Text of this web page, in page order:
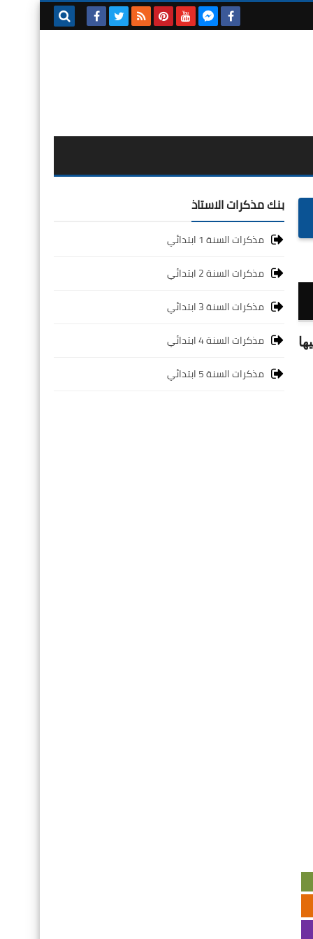
بنك مذكرات الاستاذ
مذكرات السنة 1 ابتدائي
مذكرات السنة 2 ابتدائي
مذكرات السنة 3 ابتدائي
مذكرات السنة 4 ابتدائي
مذكرات السنة 5 ابتدائي